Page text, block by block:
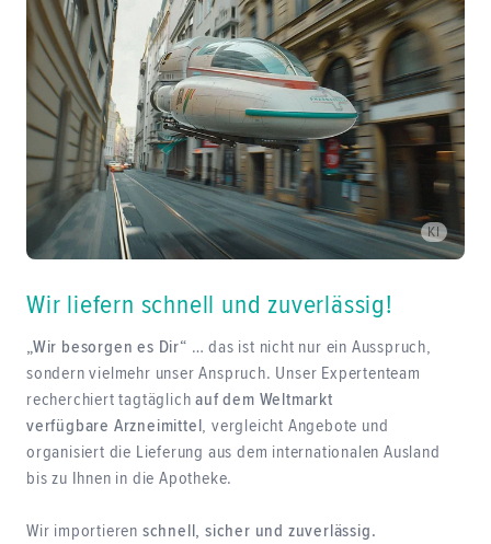
Wir liefern schnell und zuverlässig!
„Wir besorgen es Dir“ … das ist nicht nur ein Ausspruch,
sondern vielmehr unser Anspruch. Unser Expertenteam
recherchiert tagtäglich auf dem Weltmarkt
verfügbare Arzneimittel, vergleicht Angebote und
organisiert die Lieferung aus dem internationalen Ausland
bis zu Ihnen in die Apotheke.
Wir importieren schnell, sicher und zuverlässig.
KI